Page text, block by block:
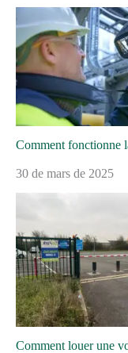
Comment fonctionne
30 de mars de 2025
Comment louer une